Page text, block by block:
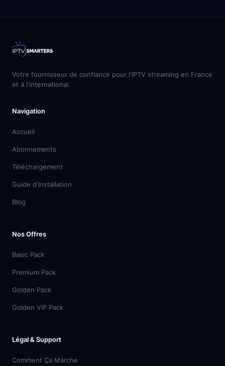
Votre fournisseur de confiance pour l'IPTV streaming en France
et à l'international.
Navigation
Accueil
Abonnements
Téléchargement
Guide d'Installation
Blog
Nos Offres
Basic Pack
Premium Pack
Golden Pack
Golden VIP Pack
Légal & Support
Comment Ça Marche